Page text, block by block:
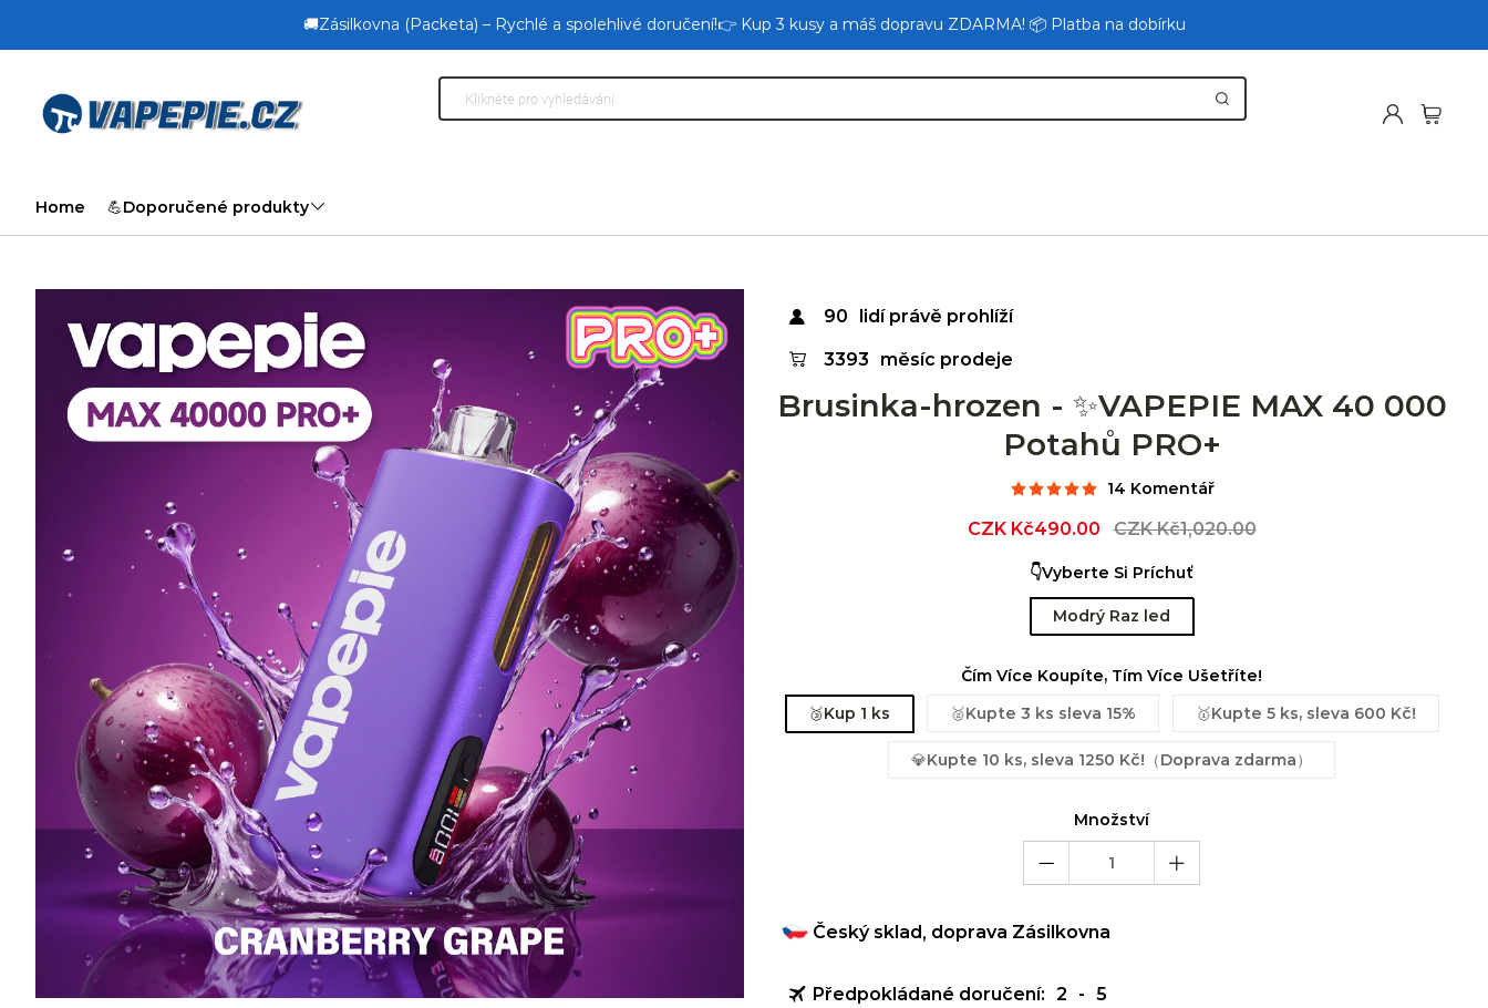
🚚Zásilkovna (Packeta) – Rychlé a spolehlivé doručení!👉 Kup 3 kusy a máš dopravu ZDARMA! 📦 Platba na dobírku
Home 💪Doporučené produkty
90 lidí právě prohlíží
3393 měsíc prodeje
Brusinka-hrozen - ✨VAPEPIE MAX 40 000
Potahů PRO+
14 Komentář
Sale
CZK Kč490.00
Regular
CZK Kč1,020.00
👇Vyberte Si Príchuť
Modrý Raz led
Čím Více Koupíte, Tím Více Ušetříte!
🥉Kup 1 ks
🥈Kupte 3 ks sleva 15% 🥇Kupte 5 ks, sleva 600 Kč!
💎Kupte 10 ks, sleva 1250 Kč!（Doprava zdarma）
Množství
Český sklad, doprava Zásilkovna
Předpokládané doručení: 2 - 5